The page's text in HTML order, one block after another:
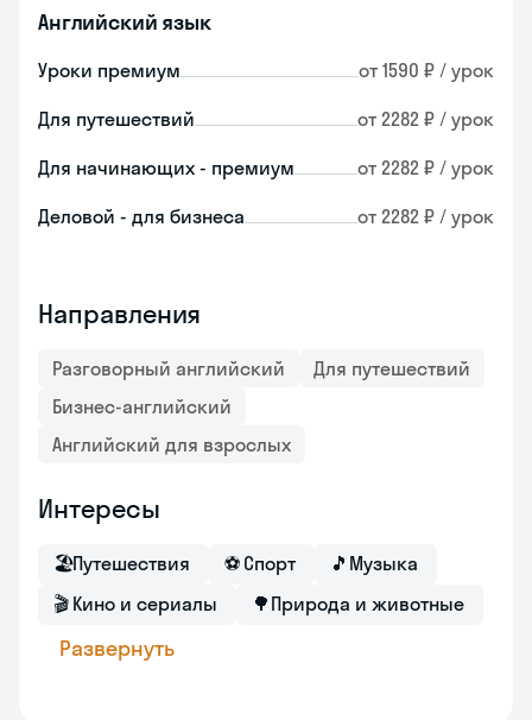
Английский язык
Уроки премиум от 1590 ₽ / урок
Для путешествий от 2282 ₽ / урок
Для начинающих - премиум от 2282 ₽ / урок
Деловой - для бизнеса от 2282 ₽ / урок
Направления
Разговорный английский
Для путешествий
Бизнес-английский
Английский для взрослых
Интересы
🏖Путешествия ⚽ Спорт 🎵 Музыка
🎬 Кино и сериалы 🌳 Природа и животные
Развернуть